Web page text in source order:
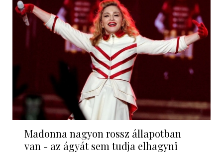
Madonna nagyon rossz állapotban
van - az ágyát sem tudja elhagyni